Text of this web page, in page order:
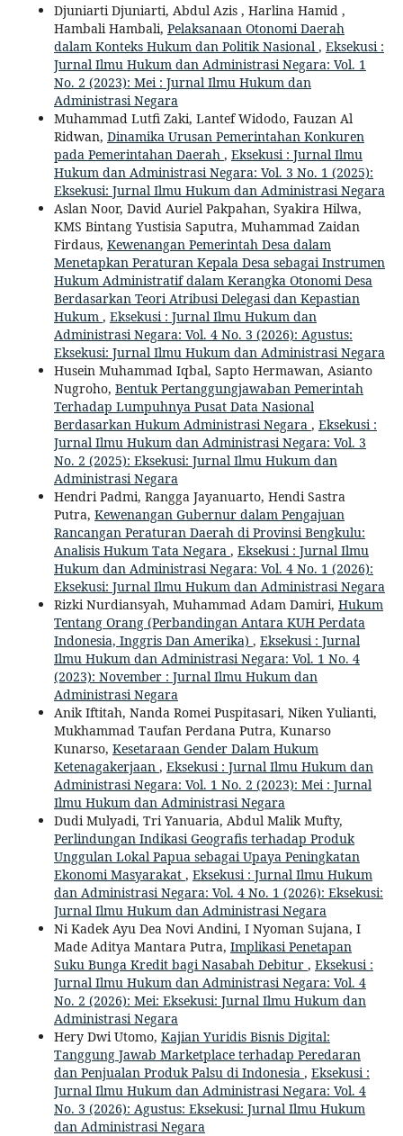
Djuniarti Djuniarti, Abdul Azis , Harlina Hamid ,
Hambali Hambali, Pelaksanaan Otonomi Daerah
dalam Konteks Hukum dan Politik Nasional , Eksekusi :
Jurnal Ilmu Hukum dan Administrasi Negara: Vol. 1
No. 2 (2023): Mei : Jurnal Ilmu Hukum dan
Administrasi Negara
Muhammad Lutfi Zaki, Lantef Widodo, Fauzan Al
Ridwan, Dinamika Urusan Pemerintahan Konkuren
pada Pemerintahan Daerah , Eksekusi : Jurnal Ilmu
Hukum dan Administrasi Negara: Vol. 3 No. 1 (2025):
Eksekusi: Jurnal Ilmu Hukum dan Administrasi Negara
Aslan Noor, David Auriel Pakpahan, Syakira Hilwa,
KMS Bintang Yustisia Saputra, Muhammad Zaidan
Firdaus, Kewenangan Pemerintah Desa dalam
Menetapkan Peraturan Kepala Desa sebagai Instrumen
Hukum Administratif dalam Kerangka Otonomi Desa
Berdasarkan Teori Atribusi Delegasi dan Kepastian
Hukum , Eksekusi : Jurnal Ilmu Hukum dan
Administrasi Negara: Vol. 4 No. 3 (2026): Agustus:
Eksekusi: Jurnal Ilmu Hukum dan Administrasi Negara
Husein Muhammad Iqbal, Sapto Hermawan, Asianto
Nugroho, Bentuk Pertanggungjawaban Pemerintah
Terhadap Lumpuhnya Pusat Data Nasional
Berdasarkan Hukum Administrasi Negara , Eksekusi :
Jurnal Ilmu Hukum dan Administrasi Negara: Vol. 3
No. 2 (2025): Eksekusi: Jurnal Ilmu Hukum dan
Administrasi Negara
Hendri Padmi, Rangga Jayanuarto, Hendi Sastra
Putra, Kewenangan Gubernur dalam Pengajuan
Rancangan Peraturan Daerah di Provinsi Bengkulu:
Analisis Hukum Tata Negara , Eksekusi : Jurnal Ilmu
Hukum dan Administrasi Negara: Vol. 4 No. 1 (2026):
Eksekusi: Jurnal Ilmu Hukum dan Administrasi Negara
Rizki Nurdiansyah, Muhammad Adam Damiri, Hukum
Tentang Orang (Perbandingan Antara KUH Perdata
Indonesia, Inggris Dan Amerika) , Eksekusi : Jurnal
Ilmu Hukum dan Administrasi Negara: Vol. 1 No. 4
(2023): November : Jurnal Ilmu Hukum dan
Administrasi Negara
Anik Iftitah, Nanda Romei Puspitasari, Niken Yulianti,
Mukhammad Taufan Perdana Putra, Kunarso
Kunarso, Kesetaraan Gender Dalam Hukum
Ketenagakerjaan , Eksekusi : Jurnal Ilmu Hukum dan
Administrasi Negara: Vol. 1 No. 2 (2023): Mei : Jurnal
Ilmu Hukum dan Administrasi Negara
Dudi Mulyadi, Tri Yanuaria, Abdul Malik Mufty,
Perlindungan Indikasi Geografis terhadap Produk
Unggulan Lokal Papua sebagai Upaya Peningkatan
Ekonomi Masyarakat , Eksekusi : Jurnal Ilmu Hukum
dan Administrasi Negara: Vol. 4 No. 1 (2026): Eksekusi:
Jurnal Ilmu Hukum dan Administrasi Negara
Ni Kadek Ayu Dea Novi Andini, I Nyoman Sujana, I
Made Aditya Mantara Putra, Implikasi Penetapan
Suku Bunga Kredit bagi Nasabah Debitur , Eksekusi :
Jurnal Ilmu Hukum dan Administrasi Negara: Vol. 4
No. 2 (2026): Mei: Eksekusi: Jurnal Ilmu Hukum dan
Administrasi Negara
Hery Dwi Utomo, Kajian Yuridis Bisnis Digital:
Tanggung Jawab Marketplace terhadap Peredaran
dan Penjualan Produk Palsu di Indonesia , Eksekusi :
Jurnal Ilmu Hukum dan Administrasi Negara: Vol. 4
No. 3 (2026): Agustus: Eksekusi: Jurnal Ilmu Hukum
dan Administrasi Negara